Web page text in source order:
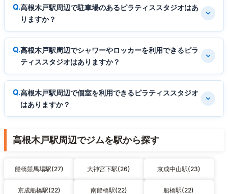
高根木戸駅周辺で駐車場のあるピラティススタジオはあ
りますか？
高根木戸駅周辺でシャワーやロッカーを利用できるピラ
ティススタジオはありますか？
高根木戸駅周辺で個室を利用できるピラティススタジオ
はありますか？
高根木戸駅周辺でジムを駅から探す
船橋競馬場駅(27) 大神宮下駅(26) 京成中山駅(23)
京成船橋駅(22) 南船橋駅(22) 船橋駅(22)